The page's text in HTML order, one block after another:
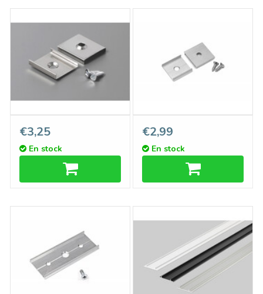
Support Type `Y` Cône
Flexible Inox
€3,25
En stock
Support Type `T` Aluminium
massif
€2,99
En stock